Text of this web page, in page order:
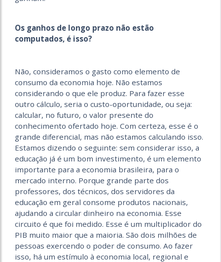
Os ganhos de longo prazo não estão
computados, é isso?
Não, consideramos o gasto como elemento de
consumo da economia hoje. Não estamos
considerando o que ele produz. Para fazer esse
outro cálculo, seria o custo-oportunidade, ou seja:
calcular, no futuro, o valor presente do
conhecimento ofertado hoje. Com certeza, esse é o
grande diferencial, mas não estamos calculando isso.
Estamos dizendo o seguinte: sem considerar isso, a
educação já é um bom investimento, é um elemento
importante para a economia brasileira, para o
mercado interno. Porque grande parte dos
professores, dos técnicos, dos servidores da
educação em geral consome produtos nacionais,
ajudando a circular dinheiro na economia. Esse
circuito é que foi medido. Esse é um multiplicador do
PIB muito maior que a maioria. São dois milhões de
pessoas exercendo o poder de consumo. Ao fazer
isso, há um estímulo à economia local, regional e